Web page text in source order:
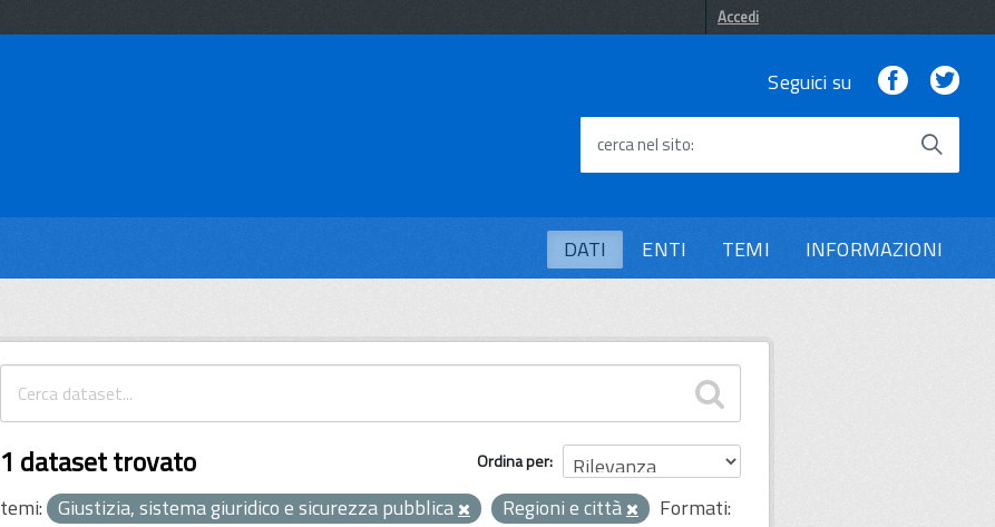
Accedi
Seguici su Facebook
cerca nel sito
DATI ENTI TEMI INFORMAZIONI
Ordina per
1 dataset trovato
temi: Giustizia, sistema giuridico e sicurezza pubblica Regioni e città
Formati: